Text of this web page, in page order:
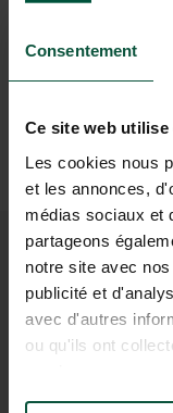
Consentement
Ce site web utilise
Les cookies nous
et les annonces,
médias sociaux et
partageons
notre site avec
publicité et
avec d'autres
ou qu'ils ont
Pour être les